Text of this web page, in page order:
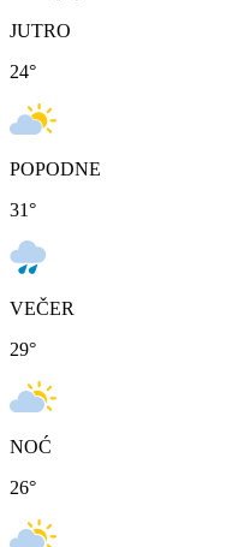
JUTRO
24°
POPODNE
31°
VEČER
29°
NOĆ
26°